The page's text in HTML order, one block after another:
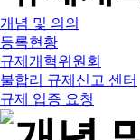
개념 및 의의
등록현황
규제개혁위원회
불합리 규제신고 센터
규제 입증 요청